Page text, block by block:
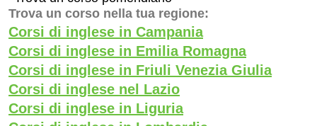
Trova un corso nella tua regione:
Corsi di inglese in Campania
Corsi di inglese in Emilia Romagna
Corsi di inglese in Friuli Venezia Giulia
Corsi di inglese nel Lazio
Corsi di inglese in Liguria